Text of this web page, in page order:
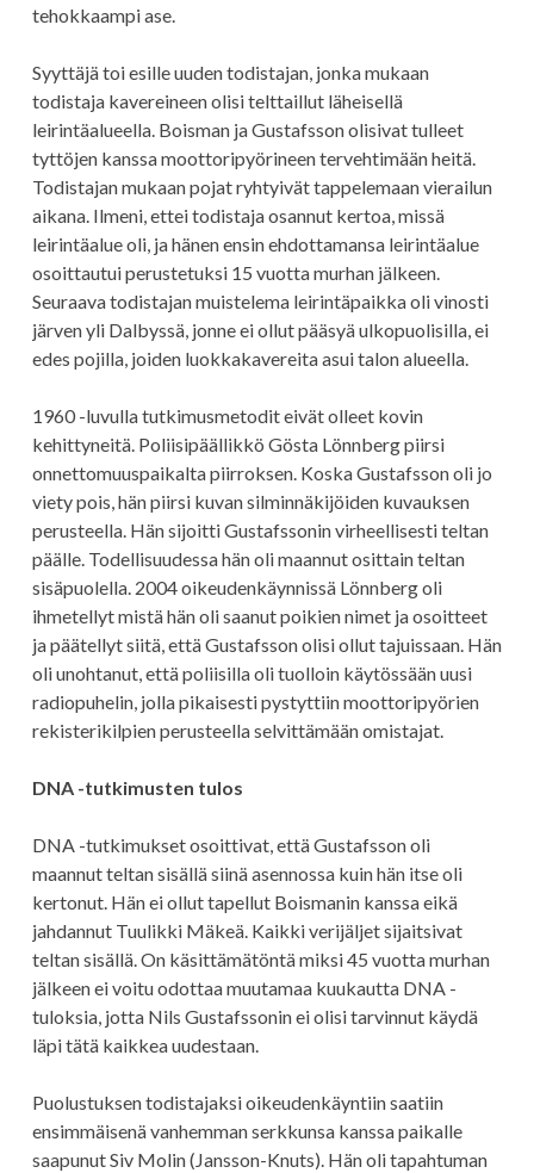
tehokkaampi ase.
Syyttäjä toi esille uuden todistajan, jonka mukaan
todistaja kavereineen olisi telttaillut läheisellä
leirintäalueella. Boisman ja Gustafsson olisivat tulleet
tyttöjen kanssa moottoripyörineen tervehtimään heitä.
Todistajan mukaan pojat ryhtyivät tappelemaan vierailun
aikana. Ilmeni, ettei todistaja osannut kertoa, missä
leirintäalue oli, ja hänen ensin ehdottamansa leirintäalue
osoittautui perustetuksi 15 vuotta murhan jälkeen.
Seuraava todistajan muistelema leirintäpaikka oli vinosti
järven yli Dalbyssä, jonne ei ollut pääsyä ulkopuolisilla, ei
edes pojilla, joiden luokkakavereita asui talon alueella.
1960 -luvulla tutkimusmetodit eivät olleet kovin
kehittyneitä. Poliisipäällikkö Gösta Lönnberg piirsi
onnettomuuspaikalta piirroksen. Koska Gustafsson oli jo
viety pois, hän piirsi kuvan silminnäkijöiden kuvauksen
perusteella. Hän sijoitti Gustafssonin virheellisesti teltan
päälle. Todellisuudessa hän oli maannut osittain teltan
sisäpuolella. 2004 oikeudenkäynnissä Lönnberg oli
ihmetellyt mistä hän oli saanut poikien nimet ja osoitteet
ja päätellyt siitä, että Gustafsson olisi ollut tajuissaan. Hän
oli unohtanut, että poliisilla oli tuolloin käytössään uusi
radiopuhelin, jolla pikaisesti pystyttiin moottoripyörien
rekisterikilpien perusteella selvittämään omistajat.
DNA -tutkimusten tulos
DNA -tutkimukset osoittivat, että Gustafsson oli
maannut teltan sisällä siinä asennossa kuin hän itse oli
kertonut. Hän ei ollut tapellut Boismanin kanssa eikä
jahdannut Tuulikki Mäkeä. Kaikki verijäljet sijaitsivat
teltan sisällä. On käsittämätöntä miksi 45 vuotta murhan
jälkeen ei voitu odottaa muutamaa kuukautta DNA -
tuloksia, jotta Nils Gustafssonin ei olisi tarvinnut käydä
läpi tätä kaikkea uudestaan.
Puolustuksen todistajaksi oikeudenkäyntiin saatiin
ensimmäisenä vanhemman serkkunsa kanssa paikalle
saapunut Siv Molin (Jansson-Knuts). Hän oli tapahtuman